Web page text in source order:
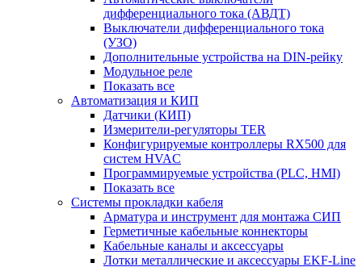
дифференциального тока (АВДТ)
Выключатели дифференциального тока
(УЗО)
Дополнительные устройства на DIN-рейку
Модульное реле
Показать все
Автоматизация и КИП
Датчики (КИП)
Измерители-регуляторы TER
Конфигурируемые контроллеры RX500 для
систем HVAC
Программируемые устройства (PLC, HMI)
Показать все
Системы прокладки кабеля
Арматура и инструмент для монтажа СИП
Герметичные кабельные коннекторы
Кабельные каналы и аксессуары
Лотки металлические и аксессуары EKF-Line